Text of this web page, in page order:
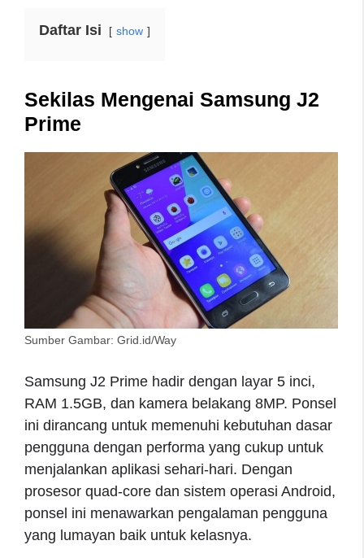
Daftar Isi show
Sekilas Mengenai Samsung J2
Prime
Sumber Gambar: Grid.id/Way
Samsung J2 Prime hadir dengan layar 5 inci,
RAM 1.5GB, dan kamera belakang 8MP. Ponsel
ini dirancang untuk memenuhi kebutuhan dasar
pengguna dengan performa yang cukup untuk
menjalankan aplikasi sehari-hari. Dengan
prosesor quad-core dan sistem operasi Android,
ponsel ini menawarkan pengalaman pengguna
yang lumayan baik untuk kelasnya.